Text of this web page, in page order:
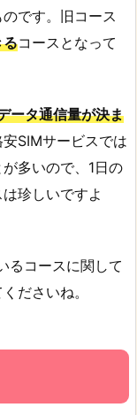
です。旧コース
るコースとなって
ータ通信量が決ま
SIMサービスでは
多いので、1日の
珍しいですよ
るコースに関して
ださいね。